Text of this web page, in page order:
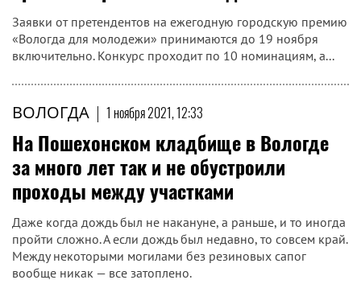
Заявки от претендентов на ежегодную городскую премию
«Вологда для молодежи» принимаются до 19 ноября
включительно. Конкурс проходит по 10 номинациям, а...
ВОЛОГДА | 1 ноября 2021, 12:33
На Пошехонском кладбище в Вологде
за много лет так и не обустроили
проходы между участками
Даже когда дождь был не накануне, а раньше, и то иногда
пройти сложно. А если дождь был недавно, то совсем край.
Между некоторыми могилами без резиновых сапог
вообще никак — все затоплено.